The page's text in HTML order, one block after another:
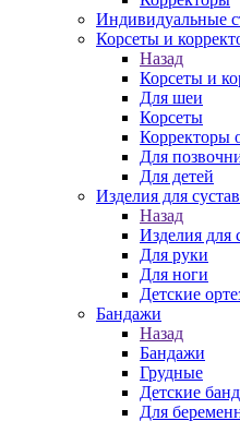
Индивидуальные
Корсеты и
Назад
Корсеты и
Для шеи
Корсеты
Корректоры
Для
Для детей
Изделия для
Назад
Изделия для
Для руки
Для ноги
Детские
Бандажи
Назад
Бандажи
Грудные
Детские
Для